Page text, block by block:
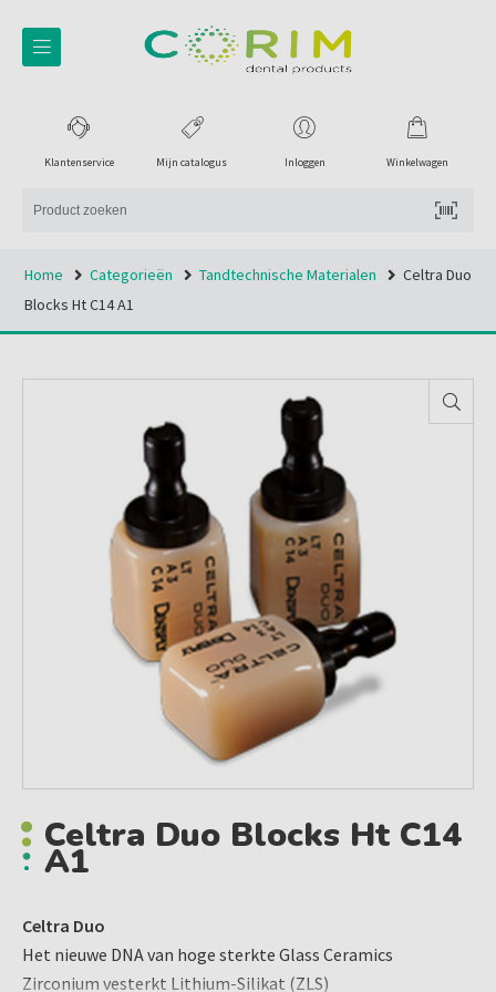
Winkelwagen
Inloggen
Mijn catalogus
Klantenservice
Home Categorieën Tandtechnische Materialen
Celtra Duo
Blocks Ht C14 A1
Celtra Duo Blocks Ht C14
A1
Celtra Duo
Het nieuwe DNA van hoge sterkte Glass Ceramics
Zirconium vesterkt Lithium-Silikat (ZLS)